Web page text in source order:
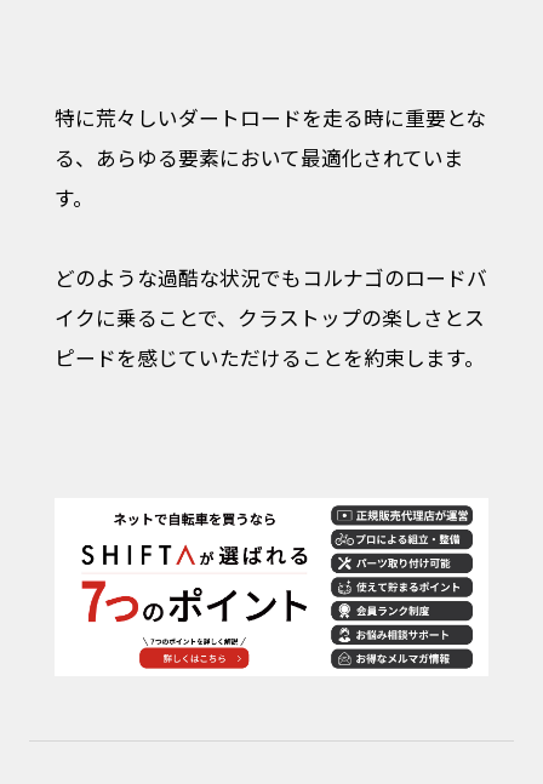
特に荒々しいダートロードを走る時に重要とな
る、あらゆる要素において最適化されていま
す。
どのような過酷な状況でもコルナゴのロードバ
イクに乗ることで、クラストップの楽しさとス
ピードを感じていただけることを約束します。